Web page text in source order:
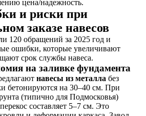
цена/надежность.
и риски при
заказе навесов
120 обращений за 2025 год и
ошибки, которые увеличивают
срок службы навеса.
на заливке фундамента
навесы из металла без
бетонируются на 30–40 см. При
(типично для Подмосковья)
составляет 5–7 см. Это